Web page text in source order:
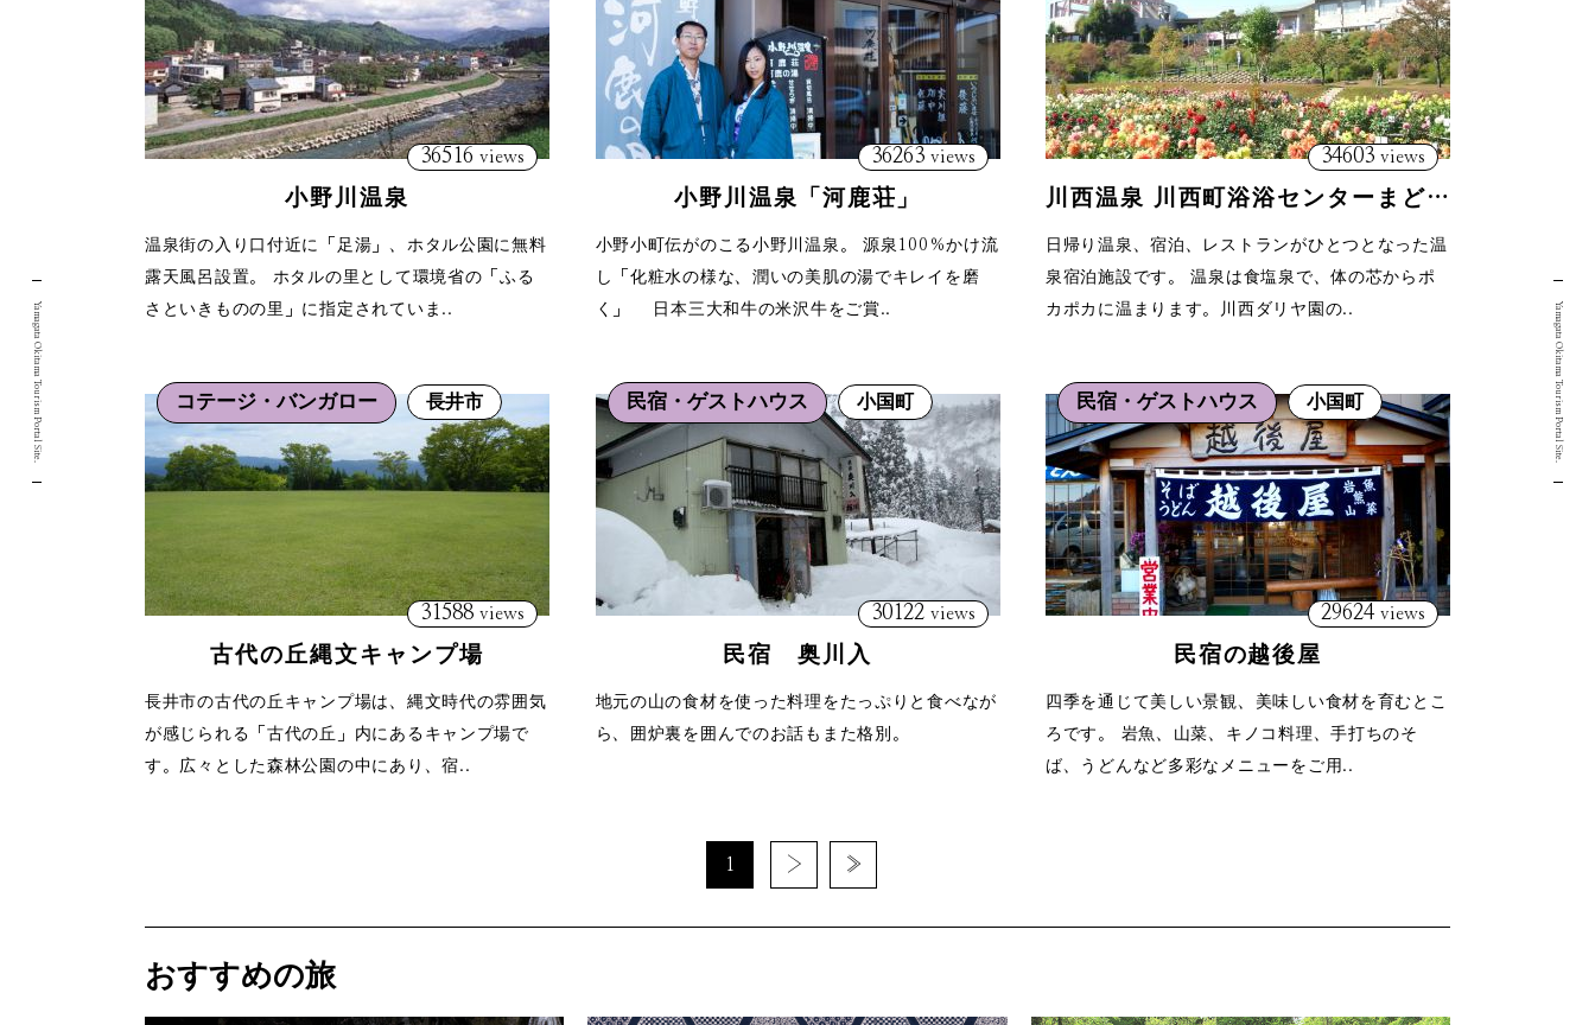
36516 views
小野川温泉
温泉街の入り口付近に「足湯」、ホタル公園に無料
露天風呂設置。 ホタルの里として環境省の「ふる
さといきものの里」に指定されていま..
36263 views
小野川温泉「河鹿荘」
小野小町伝がのこる小野川温泉。 源泉100％かけ流
し「化粧水の様な、潤いの美肌の湯でキレイを磨
く」 日本三大和牛の米沢牛をご賞..
34603 views
川西温泉 川西町浴浴センターまどか
日帰り温泉、宿泊、レストランがひとつとなった温
泉宿泊施設です。 温泉は食塩泉で、体の芯からポ
カポカに温まります。川西ダリヤ園の..
コテージ・バンガロー 長井市
31588 views
古代の丘縄文キャンプ場
長井市の古代の丘キャンプ場は、縄文時代の雰囲気
が感じられる「古代の丘」内にあるキャンプ場で
す。広々とした森林公園の中にあり、宿..
民宿・ゲストハウス 小国町
30122 views
民宿 奥川入
地元の山の食材を使った料理をたっぷりと食べなが
ら、囲炉裏を囲んでのお話もまた格別。
民宿・ゲストハウス 小国町
29624 views
民宿の越後屋
四季を通じて美しい景観、美味しい食材を育むとこ
ろです。 岩魚、山菜、キノコ料理、手打ちのそ
ば、うどんなど多彩なメニューをご用..
1 › »
おすすめの旅
Yamagata Okitama Tourism Portal Site. Yamagata Okitama Tourism Portal Site.